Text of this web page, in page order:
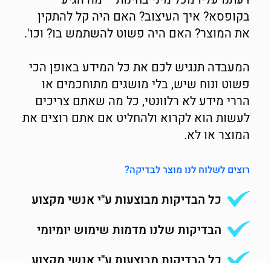
בקופסא? איך העיצוב? האם היה קל להתקין
את המוצר? האם היה פשוט להשתמש בו? וכו'.
המעבדה תנגיש לכם את כל המידע באופן הכי
פשוט ונוח שיש, בלי מושגים מתוחכמים או
הררי מידע לא רלוונטי, כל מה שאתם צריכים
לעשות הוא לקרוא ולהחליט אם אתם רוצים את
המוצר או לא.
רוצים לשלוח לנו מוצר לבדיקה?
כל הבדיקות מבוצעות ע"י אנשי מקצוע
הבדיקות שלנו מדמות שימוש יומיומי